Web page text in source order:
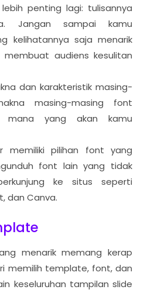
penting lagi: tulisannya
Jangan sampai kamu
kelihatannya saja menarik
audiens kesulitan
dan karakteristik masing-
masing-masing font
mana yang akan kamu
memiliki pilihan font yang
font lain yang tidak
ke situs seperti
dan Canva.
menarik memang kerap
memilih template, font, dan
keseluruhan tampilan slide